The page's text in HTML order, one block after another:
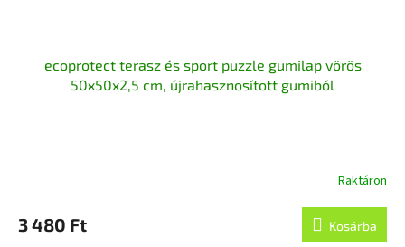
ecoprotect terasz és sport puzzle gumilap vörös
50x50x2,5 cm, újrahasznosított gumiból
Raktáron
3 480 Ft Kosárba